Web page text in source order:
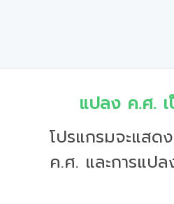
แปลง ค.ศ.
โปรแกรมจะแส
ค.ศ. และการแป